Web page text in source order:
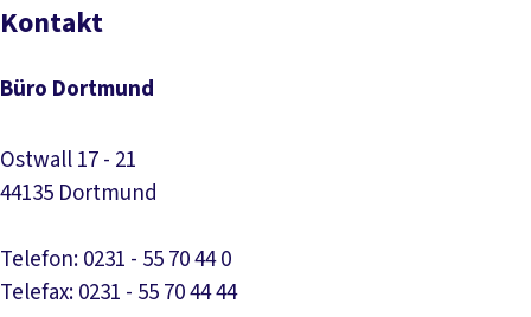
Kontakt
Büro Dortmund
Ostwall 17 - 21
44135 Dortmund
Telefon: 0231 - 55 70 44 0
Telefax: 0231 - 55 70 44 44